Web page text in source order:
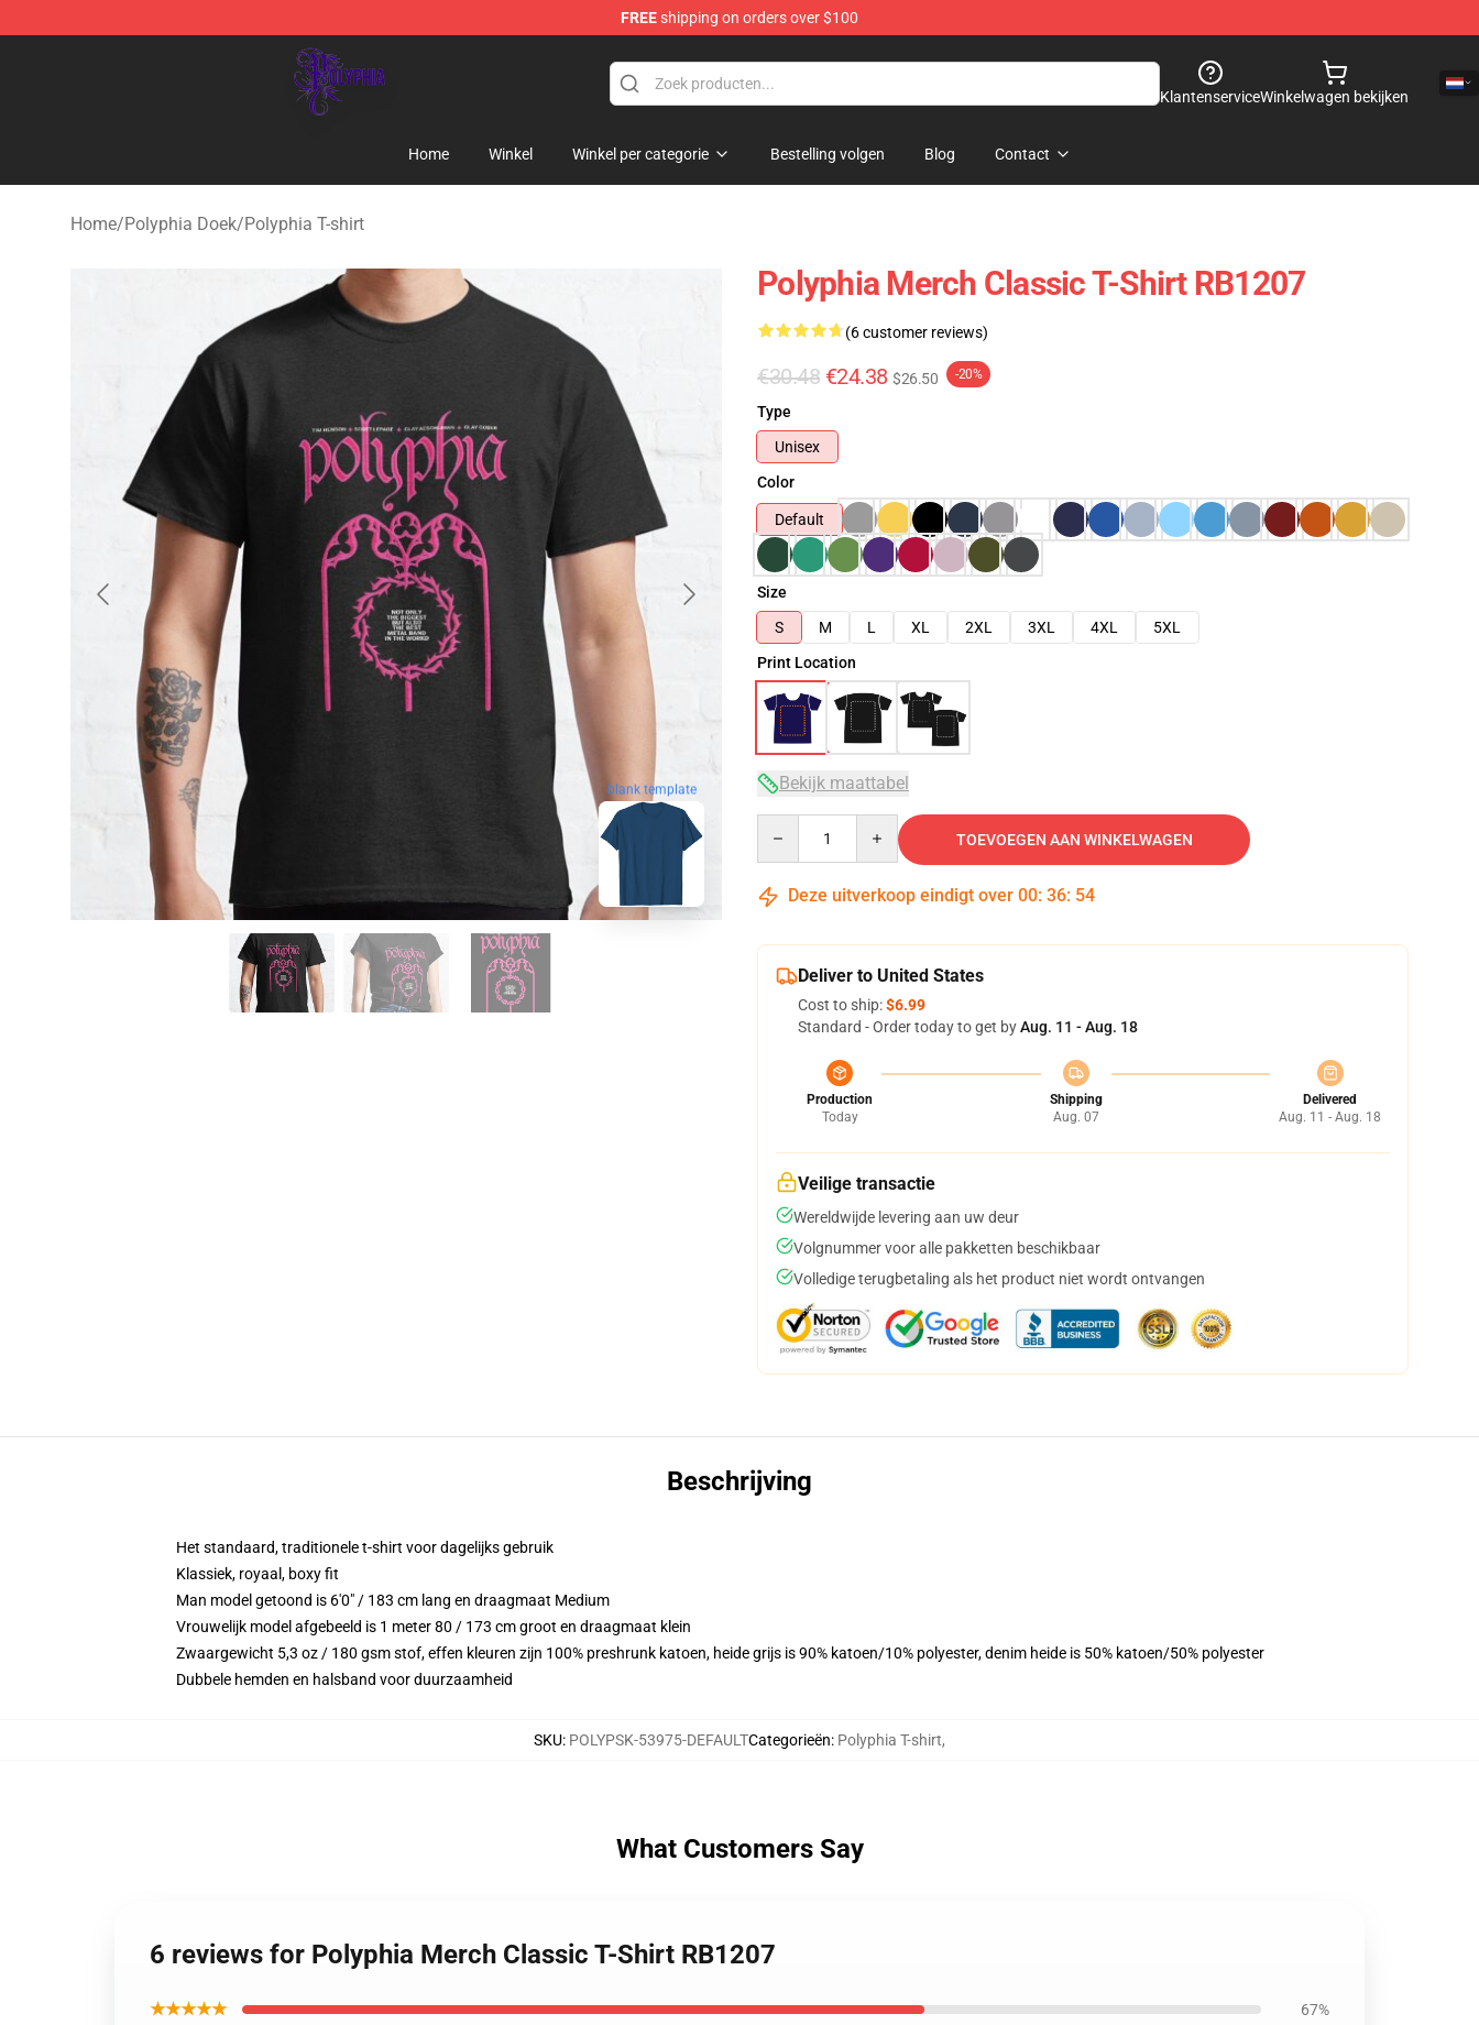
FREEshipping on orders over $100
Polyphia Shop - Official Polyphia Merchandise Store
KlantenserviceWinkelwagen bekijken
Home Winkel Winkel per categorie Bestelling volgen Blog Contact
Home/Polyphia Doek/Polyphia T-shirt
blank template
Polyphia Merch Classic T-Shirt RB1207
(6 customer reviews)
€30.48 €24.38 $26.50 -20%
Type
Unisex
Color
Default
Size
S
M L XL 2XL 3XL 4XL
5XL
Print Location
Bekijk maattabel
TOEVOEGEN AAN WINKELWAGEN
Deze uitverkoop eindigt over 00: 36: 53
Deliver to United States
Cost to ship:$6.99
Standard - Order today to get byAug. 11 - Aug. 18
Production
Today
Shipping
Aug. 07
Delivered
Aug. 11 - Aug. 18
Veilige transactie
Wereldwijde levering aan uw deur
Volgnummer voor alle pakketten beschikbaar
Volledige terugbetaling als het product niet wordt ontvangen
Beschrijving
Het standaard, traditionele t-shirt voor dagelijks gebruik
Klassiek, royaal, boxy fit
Man model getoond is 6'0" / 183 cm lang en draagmaat Medium
Vrouwelijk model afgebeeld is 1 meter 80 / 173 cm groot en draagmaat klein
Zwaargewicht 5,3 oz / 180 gsm stof, effen kleuren zijn 100% preshrunk katoen, heide grijs is 90% katoen/10% polyester, denim heide is 50% katoen/50% polyester
Dubbele hemden en halsband voor duurzaamheid
SKU: POLYPSK-53975-DEFAULTCategorieën: Polyphia T-shirt,
What Customers Say
6 reviews for Polyphia Merch Classic T-Shirt RB1207
★★★★★ 67%